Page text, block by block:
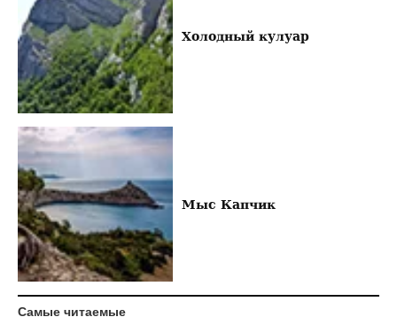
Холодный кулуар
Мыс Капчик
Самые читаемые